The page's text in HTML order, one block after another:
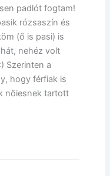
padlót fogtam!
rózsaszín és
(ő is pasi) is
nehéz volt
Szerinten a
hogy férfiak is
nőiesnek tartott